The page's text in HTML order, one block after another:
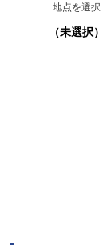
地点を選択
（未選択）